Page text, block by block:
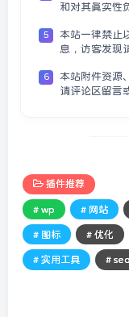
和对其真实性
5
本站一律禁止
息，访客发现
6
本站附件资源
请评论区留言
插件推荐
# wp # 网站
# 图标 # 优化
# 实用工具 #